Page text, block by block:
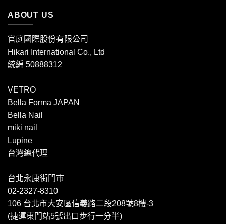
ABOUT US
官庭國際股份有限公司
Hikari International Co., Ltd
統編 50888312
VETRO
Bella Forma JAPAN
Bella Nail
miki nail
Lupine
台灣總代理
台北永康街門市
02-2327-8310
106 台北市大安區信義路二段208號8樓-3
(捷運東門站5號出口步行一分半)